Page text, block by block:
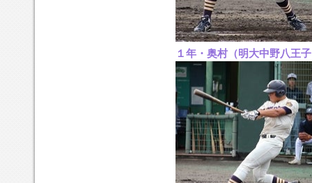
１年・奥村（明大中野八王